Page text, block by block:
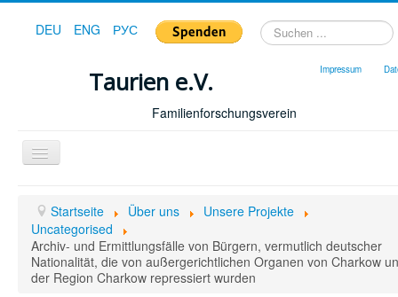
DEU ENG РУС
Suchen
...
Impressum
Taurien e.V.
Familienforschungsverein
Toggle
Navigation
Forum
Hilfe
Geschichte
Startseite Über uns
Unsere Projekte
Uncategorised
Archiv- und Ermittlungsfälle von Bürgern, vermutlich deutscher
Nationalität, die von außergerichtlichen Organen von Charkow
der Region Charkow repressiert wurden